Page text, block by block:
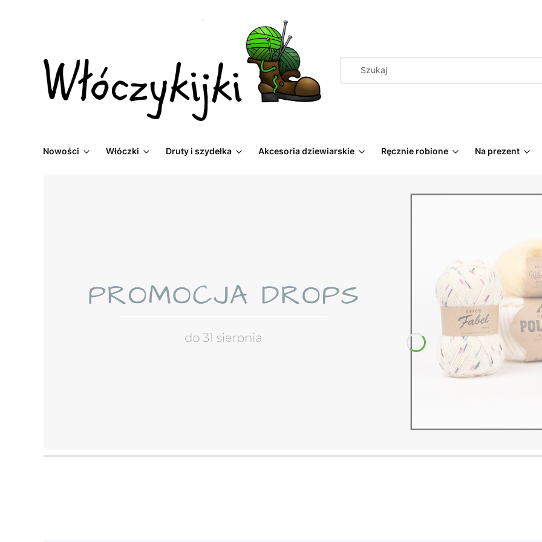
Nowości Włóczki Druty i szydełka Akcesoria dziewiarskie Ręcznie robione Na prezent
Naciśnij Enter lub spację, aby otworzyć stronę.